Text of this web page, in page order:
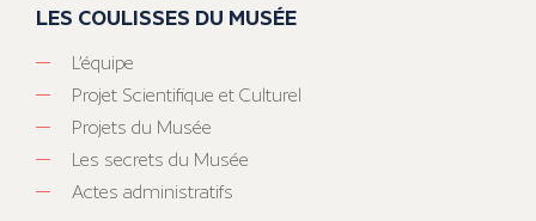
LES COULISSES DU MUSÉE
L’équipe
Projet Scientifique et Culturel
Projets du Musée
Les secrets du Musée
Actes administratifs